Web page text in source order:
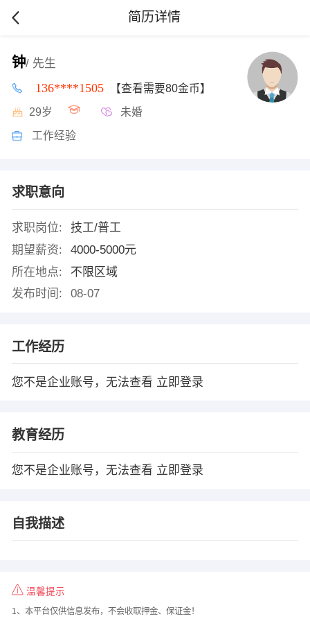
简历详情
钟/ 先生
136****1505 【查看需要80金币】
29岁 未婚
工作经验
求职意向
求职岗位:
技工/普工
期望薪资:
4000-5000元
所在地点:
不限区域
发布时间:
08-07
工作经历
您不是企业账号，无法查看 立即登录
教育经历
您不是企业账号，无法查看 立即登录
自我描述
温馨提示
1、本平台仅供信息发布，不会收取押金、保证金！